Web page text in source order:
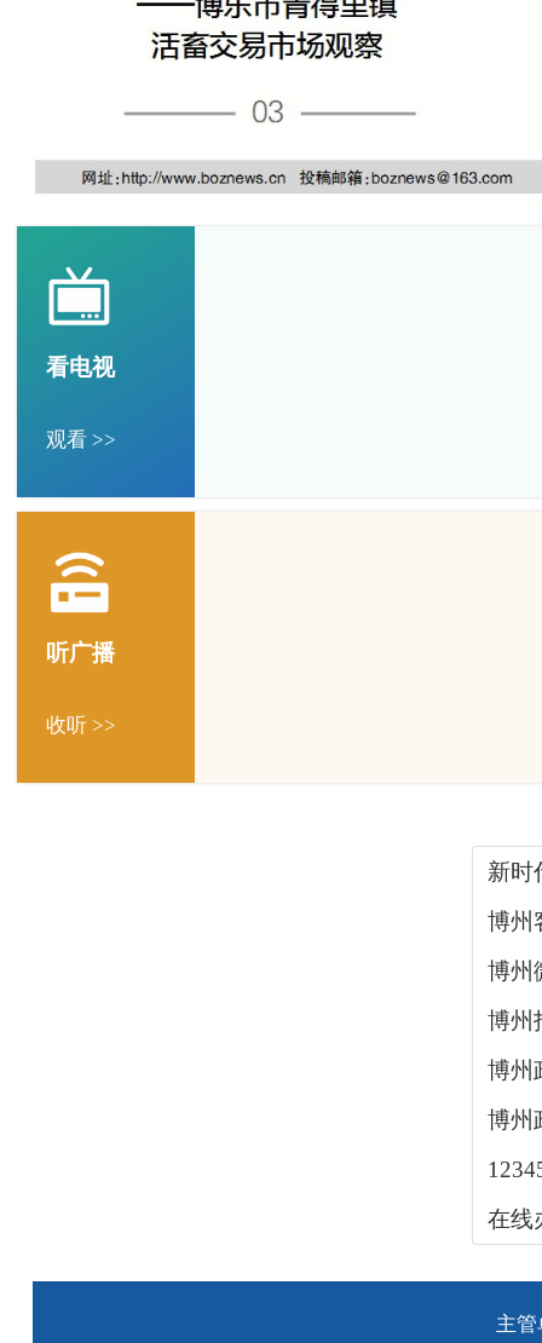
看电视
观看 >>
听广播
收听 >>
新时
博州
博州
博州
博州
博州
在线
主